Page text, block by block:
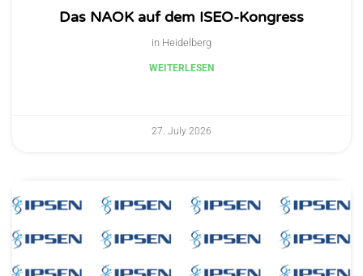
Das NAOK auf dem ISEO-Kongress
in Heidelberg
WEITERLESEN
27. July 2026